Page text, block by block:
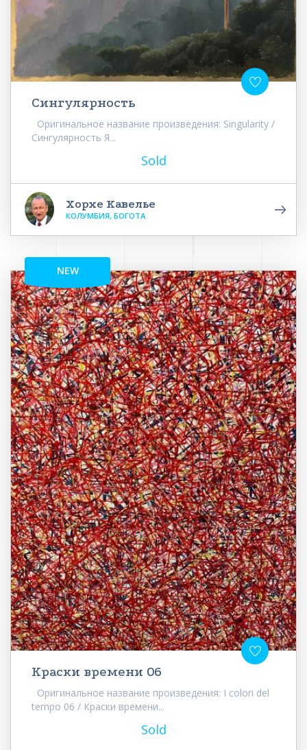
Сингулярность
Оригинальное название произведения: Singularity /
Сингулярность Я...
Sold
Хорхе Кавелье
КОЛУМБИЯ, БОГОТА
NEW
Краски времени 06
Оригинальное название произведения: I colori del
tempo 06 / Краски времени...
Sold